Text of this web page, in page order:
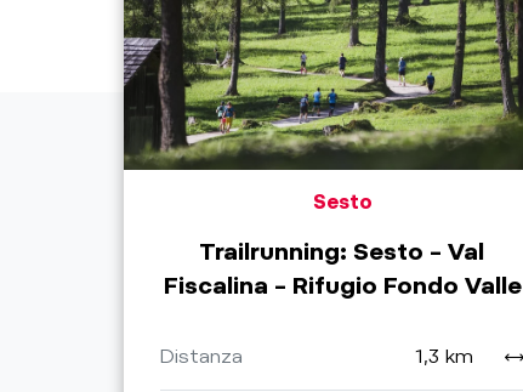
Sesto
Trailrunning: Sesto – Val
Fiscalina – Rifugio Fondo Valle
Distanza 1,3 km